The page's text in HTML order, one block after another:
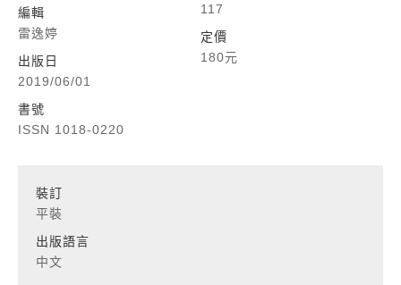
編輯
雷逸婷
出版日
2019/06/01
書號
ISSN 1018-0220
117
定價
180元
裝訂
平裝
出版語言
中文